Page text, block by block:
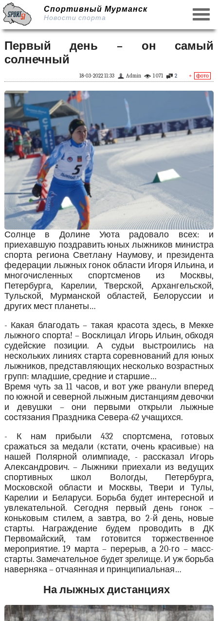
Спортивный Мурманск
Новости спорта
Первый день – он самый
солнечный
+ фото
2
1 071
Admin
18-03-2022 11:33
Солнце в Долине Уюта радовало всех: и
приехавшую поздравить юных лыжников министра
спорта региона Светлану Наумову, и президента
федерации лыжных гонок области Игоря Ильина, и
многочисленных спортсменов из Москвы,
Петербурга, Карелии, Тверской, Архангельской,
Тульской, Мурманской областей, Белоруссии и
других мест планеты…
- Какая благодать – такая красота здесь, в Мекке
лыжного спорта! – Восклицал Игорь Ильин, обходя
судейские позиции. А судьи выстроились на
нескольких линиях старта соревнований для юных
лыжников, представляющих несколько возрастных
групп: младшие, средние и старшие…
Время чуть за 11 часов, и вот уже рванули вперед
по южной и северной лыжным дистанциям девочки
и девушки – они первыми открыли лыжные
состязания Праздника Севера-62 учащихся.
- К нам прибыли 432 спортсмена, готовых
сражаться за медали (кстати, очень красивые) на
нашей Полярной олимпиаде, - рассказал Игорь
Александрович. – Лыжники приехали из ведущих
спортивных школ Вологды, Петербурга,
Московской области и Москвы, Твери и Тулы,
Карелии и Беларуси. Борьба будет интересной и
увлекательной. Сегодня первый день гонок –
коньковым стилем, а завтра, во 2-й день, новые
старты. Награждение будем проводить в ДК
Первомайский, там готовится торжественное
мероприятие. 19 марта – перерыв, а 20-го – масс-
старты. Замечательное будет зрелище. И уж борьба
наверняка – отчаянная и принципиальная…
На лыжных дистанциях